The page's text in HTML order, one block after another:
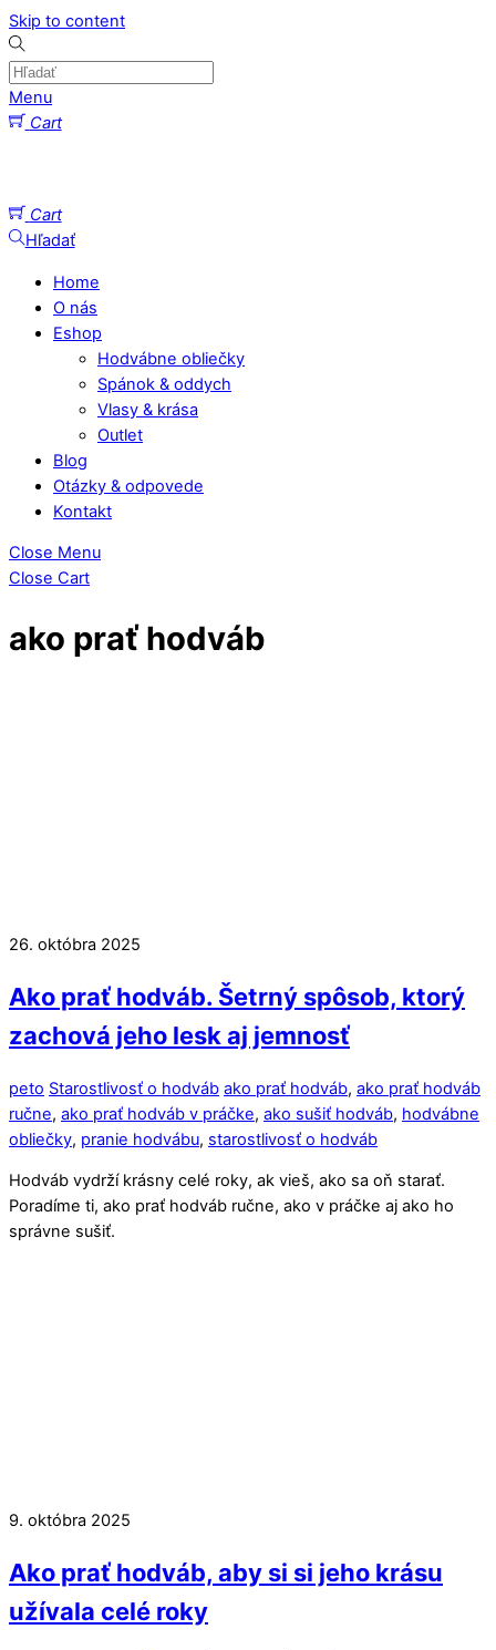
Skip to content
Menu
Cart
Cart
Hľadať
Home
O nás
Eshop
Hodvábne obliečky
Spánok & oddych
Vlasy & krása
Outlet
Blog
Otázky & odpovede
Kontakt
Close Menu
Close Cart
ako prať hodváb
26. októbra 2025
Ako prať hodváb. Šetrný spôsob, ktorý
zachová jeho lesk aj jemnosť
peto Starostlivosť o hodváb ako prať hodváb, ako prať hodváb
ručne, ako prať hodváb v práčke, ako sušiť hodváb, hodvábne
obliečky, pranie hodvábu, starostlivosť o hodváb
Hodváb vydrží krásny celé roky, ak vieš, ako sa oň starať.
Poradíme ti, ako prať hodváb ručne, ako v práčke aj ako ho
správne sušiť.
9. októbra 2025
Ako prať hodváb, aby si si jeho krásu
užívala celé roky